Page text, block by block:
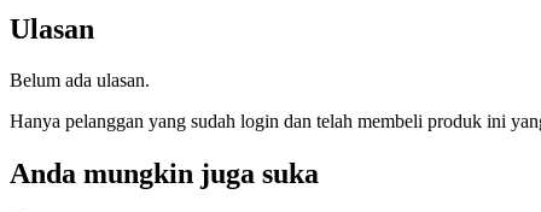
Ulasan
Belum ada ulasan.
Hanya pelanggan yang sudah login dan telah membeli produk ini
Anda mungkin juga suka